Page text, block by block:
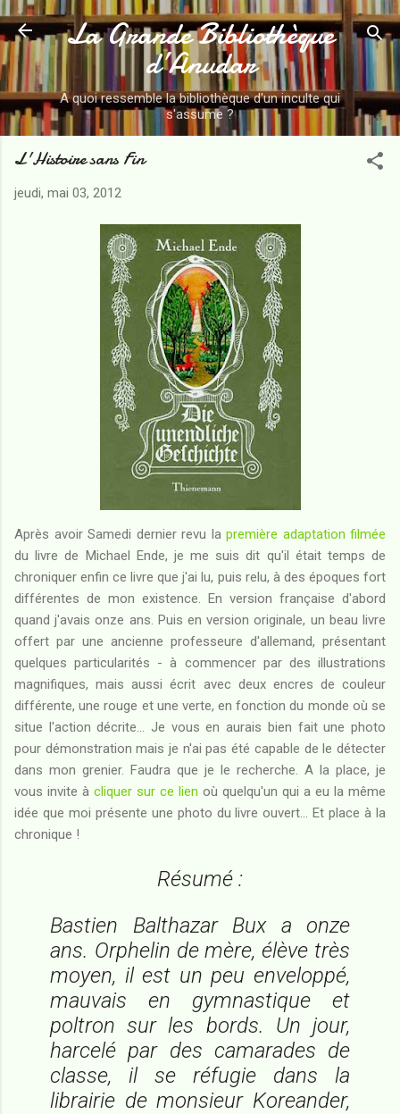
Accéder au contenu principal
La Grande Bibliothèque
d’Anudar
A quoi ressemble la bibliothèque d'un inculte qui
s'assume ?
L'Histoire sans Fin
jeudi, mai 03, 2012
Après avoir Samedi dernier revu la première adaptation filmée
du livre de Michael Ende, je me suis dit qu'il était temps de
chroniquer enfin ce livre que j'ai lu, puis relu, à des époques fort
différentes de mon existence. En version française d'abord
quand j'avais onze ans. Puis en version originale, un beau livre
offert par une ancienne professeure d'allemand, présentant
quelques particularités - à commencer par des illustrations
magnifiques, mais aussi écrit avec deux encres de couleur
différente, une rouge et une verte, en fonction du monde où se
situe l'action décrite... Je vous en aurais bien fait une photo
pour démonstration mais je n'ai pas été capable de le détecter
dans mon grenier. Faudra que je le recherche. A la place, je
vous invite à cliquer sur ce lien où quelqu'un qui a eu la même
idée que moi présente une photo du livre ouvert... Et place à la
chronique !
Résumé :
Bastien Balthazar Bux a onze
ans. Orphelin de mère, élève très
moyen, il est un peu enveloppé,
mauvais en gymnastique et
poltron sur les bords. Un jour,
harcelé par des camarades de
classe, il se réfugie dans la
librairie de monsieur Koreander,